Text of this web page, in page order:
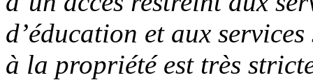
d’éducation et aux
à la propriété est très